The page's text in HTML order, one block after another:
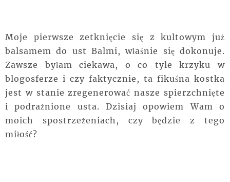
Moje pierwsze zetknięcie się z kultowym już
balsamem do ust Balmi, właśnie się dokonuje.
Zawsze byłam ciekawa, o co tyle krzyku w
blogosferze i czy faktycznie, ta fikuśna kostka
jest w stanie zregenerować nasze spierzchnięte
i podrażnione usta. Dzisiaj opowiem Wam o
moich spostrzeżeniach, czy będzie z tego
miłość?